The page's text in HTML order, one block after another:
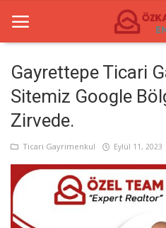
Anasayfa
Ticari Merkezler
Ticari Gayrimenkul
İletişim
Gayrettepe Ticari
Sitemiz Google
Zirvede.
Ticari Gayrimenkul Eylül 11, 2023